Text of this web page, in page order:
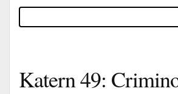
Katern 49: